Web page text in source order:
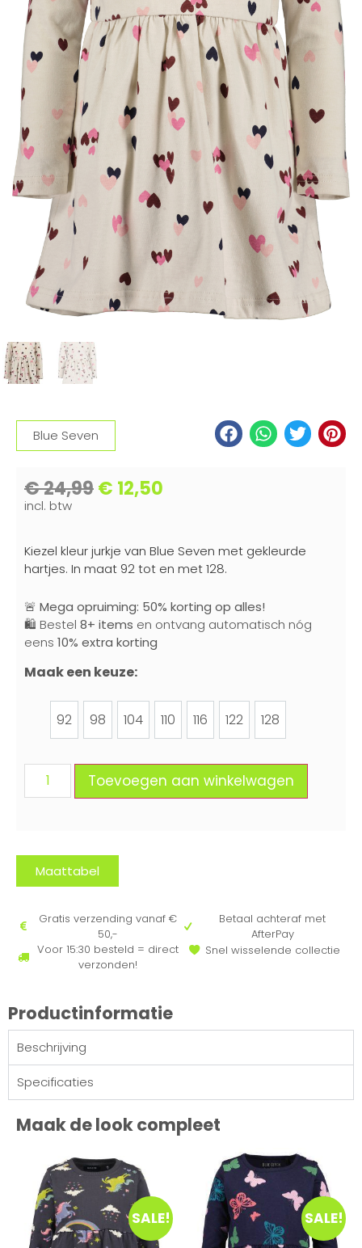
Blue Seven
€24,99€ 12,50
incl. btw
Kiezel kleur jurkje van Blue Seven met gekleurde
hartjes. In maat 92 tot en met 128.
🚨 Mega opruiming: 50% korting op alles!
🛍️ Bestel 8+ items en ontvang automatisch nóg
eens 10% extra korting
Maak een keuze:
92
92
98
98
104
104
110
110
116
116
122
122
128
128
Toevoegen aan winkelwagen
Maattabel
Gratis verzending vanaf €
50,-
Voor 15:30 besteld = direct
verzonden!
Betaal achteraf met
AfterPay
Snel wisselende collectie
Productinformatie
Beschrijving
Specificaties
Maak de look compleet
SALE! SALE!